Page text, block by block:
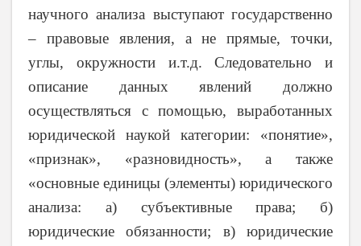
научного анализа выступают государственно
– правовые явления, а не прямые, точки,
углы, окружности и.т.д. Следовательно и
описание данных явлений должно
осуществляться с помощью, выработанных
юридической наукой категории: «понятие»,
«признак», «разновидность», а также
«основные единицы (элементы) юридического
анализа: а) субъективные права; б)
юридические обязанности; в) юридические